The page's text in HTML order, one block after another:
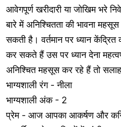
आवेगपूर्ण खरीदारी या जोखिम भरे
बारे में अनिश्चितता की भावना
सकती है। वर्तमान पर ध्यान
कर सकते हैं उस पर ध्यान देना
अनिश्चित महसूस कर रहे हैं तो
भाग्यशाली रंग - नीला
भाग्यशाली अंक - 2
प्रेम - आज आपका आकर्षण और